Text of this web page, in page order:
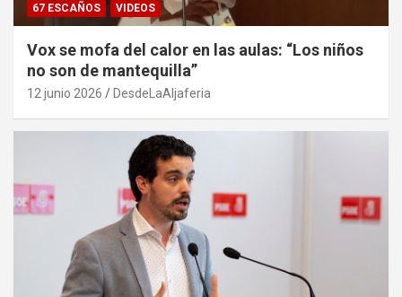
67 ESCAÑOS VIDEOS
Vox se mofa del calor en las aulas: “Los niños
no son de mantequilla”
12 junio 2026 DesdeLaAljaferia